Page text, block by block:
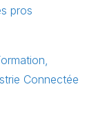
pros
Connectée